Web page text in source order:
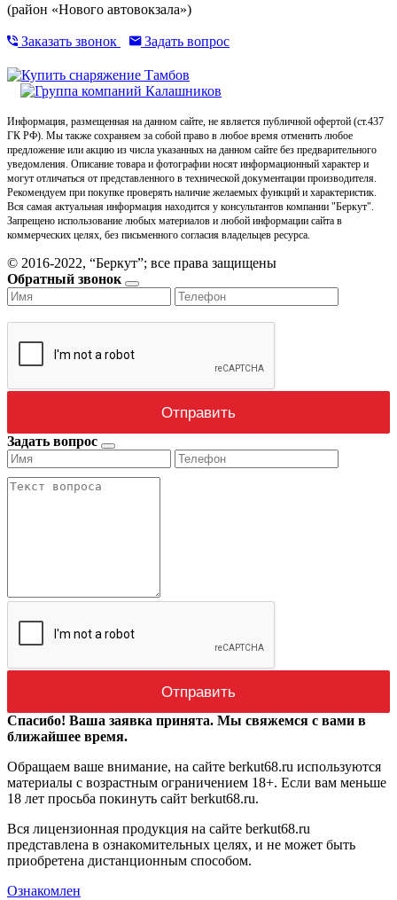
(район «Нового автовокзала»)
Заказать звонок Задать вопрос
Информация, размещенная на данном сайте, не является публичной офертой (ст.437
ГК РФ). Мы также сохраняем за собой право в любое время отменить любое
предложение или акцию из числа указанных на данном сайте без предварительного
уведомления. Описание товара и фотографии носят информационный характер и
могут отличаться от представленного в технической документации производителя.
Рекомендуем при покупке проверять наличие желаемых функций и характеристик.
Вся самая актуальная информация находится у консультантов компании "Беркут".
Запрещено использование любых материалов и любой информации сайта в
коммерческих целях, без письменного согласия владельцев ресурса.
© 2016-2022, “Беркут”; все права защищены
Обратный звонок
Задать вопрос
Спасибо! Ваша заявка принята. Мы свяжемся с вами в
ближайшее время.
Обращаем ваше внимание, на сайте berkut68.ru используются
материалы с возрастным ограничением 18+. Если вам меньше
18 лет просьба покинуть сайт berkut68.ru.
Вся лицензионная продукция на сайте berkut68.ru
представлена в ознакомительных целях, и не может быть
приобретена дистанционным способом.
Ознакомлен